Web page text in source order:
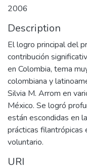
2006
Description
El logro principal del
contribución
en Colombia, tema
colombiana y
Silvia M. Arrom en
México. Se logró
están escondidas en
prácticas filantrópicas
voluntario.
URI